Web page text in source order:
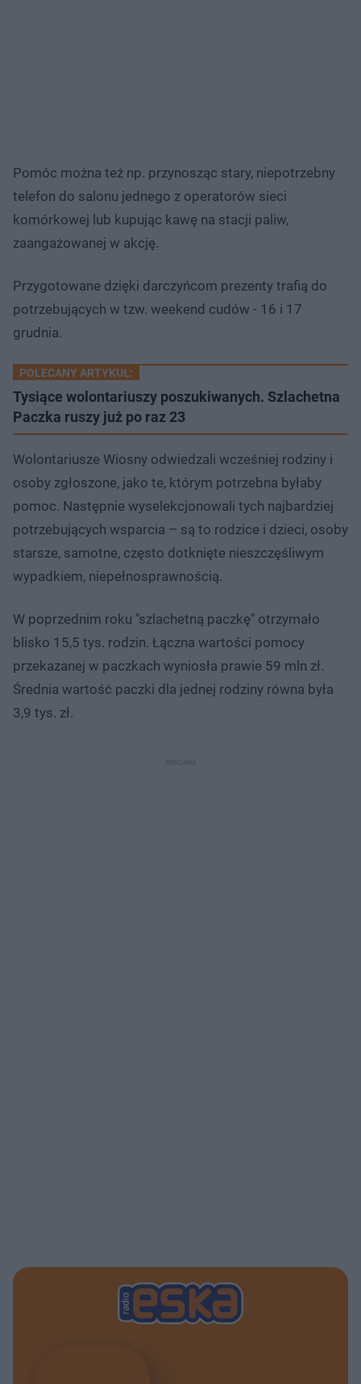
Pomóc można też np. przynosząc stary, niepotrzebny
telefon do salonu jednego z operatorów sieci
komórkowej lub kupując kawę na stacji paliw,
zaangażowanej w akcję.
Przygotowane dzięki darczyńcom prezenty trafią do
potrzebujących w tzw. weekend cudów - 16 i 17
grudnia.
POLECANY ARTYKUŁ:
Tysiące wolontariuszy poszukiwanych. Szlachetna
Paczka ruszy już po raz 23
Wolontariusze Wiosny odwiedzali wcześniej rodziny i
osoby zgłoszone, jako te, którym potrzebna byłaby
pomoc. Następnie wyselekcjonowali tych najbardziej
potrzebujących wsparcia – są to rodzice i dzieci, osoby
starsze, samotne, często dotknięte nieszczęśliwym
wypadkiem, niepełnosprawnością.
W poprzednim roku "szlachetną paczkę" otrzymało
blisko 15,5 tys. rodzin. Łączna wartości pomocy
przekazanej w paczkach wyniosła prawie 59 mln zł.
Średnia wartość paczki dla jednej rodziny równa była
3,9 tys. zł.